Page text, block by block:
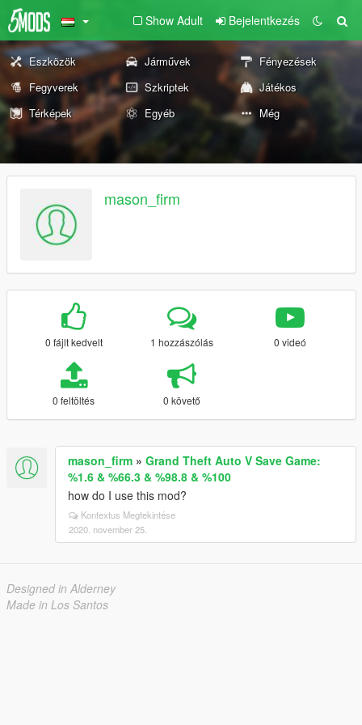
Show Adult Bejelentkezés
Eszközök Járművek
Fényezések
Fegyverek
Szkriptek
Játékos
Térképek
Egyéb Még
mason_firm
0 fájlt kedvelt 1 hozzászólás 0 videó
0 feltöltés 0 követő
mason_firm » Grand Theft Auto V Save Game:
%1.6 & %66.3 & %98.8 & %100
how do I use this mod?
Kontextus Megtekintése
2020. november 25.
Designed in Alderney
Made in Los Santos